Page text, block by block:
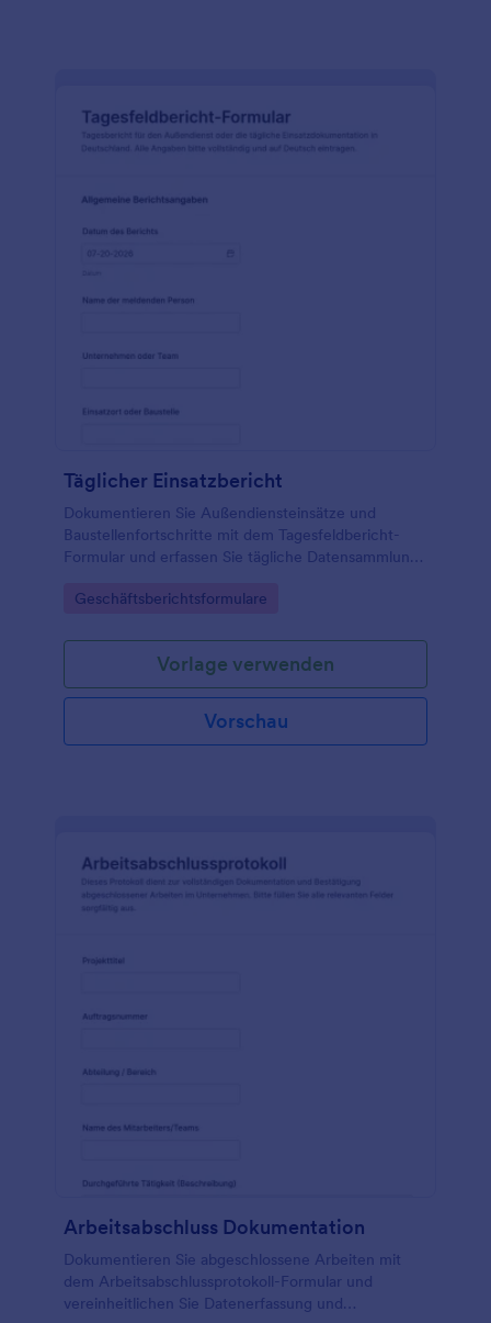
Täglicher Einsatzbericht
Dokumentieren Sie Außendiensteinsätze und
Baustellenfortschritte mit dem Tagesfeldbericht-
Formular und erfassen Sie tägliche Datensammlung,
Go to Category:
Geschäftsberichtsformulare
Vorlage verwenden
Vorschau
Arbeitsabschluss Dokumentation
Dokumentieren Sie abgeschlossene Arbeiten mit
dem Arbeitsabschlussprotokoll-Formular und
vereinheitlichen Sie Datenerfassung und